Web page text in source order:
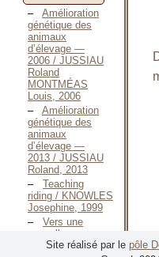
Amélioration
génétique des
animaux
d’élevage —
2006 / JUSSIAU
Roland
MONTMÉAS
Louis, 2006
Amélioration
génétique des
animaux
d’élevage —
2013 / JUSSIAU
Roland, 2013
Teaching
riding / KNOWLES
Josephine, 1999
Vers une
nouvelle
méthode de
Site réalisé par le pôle